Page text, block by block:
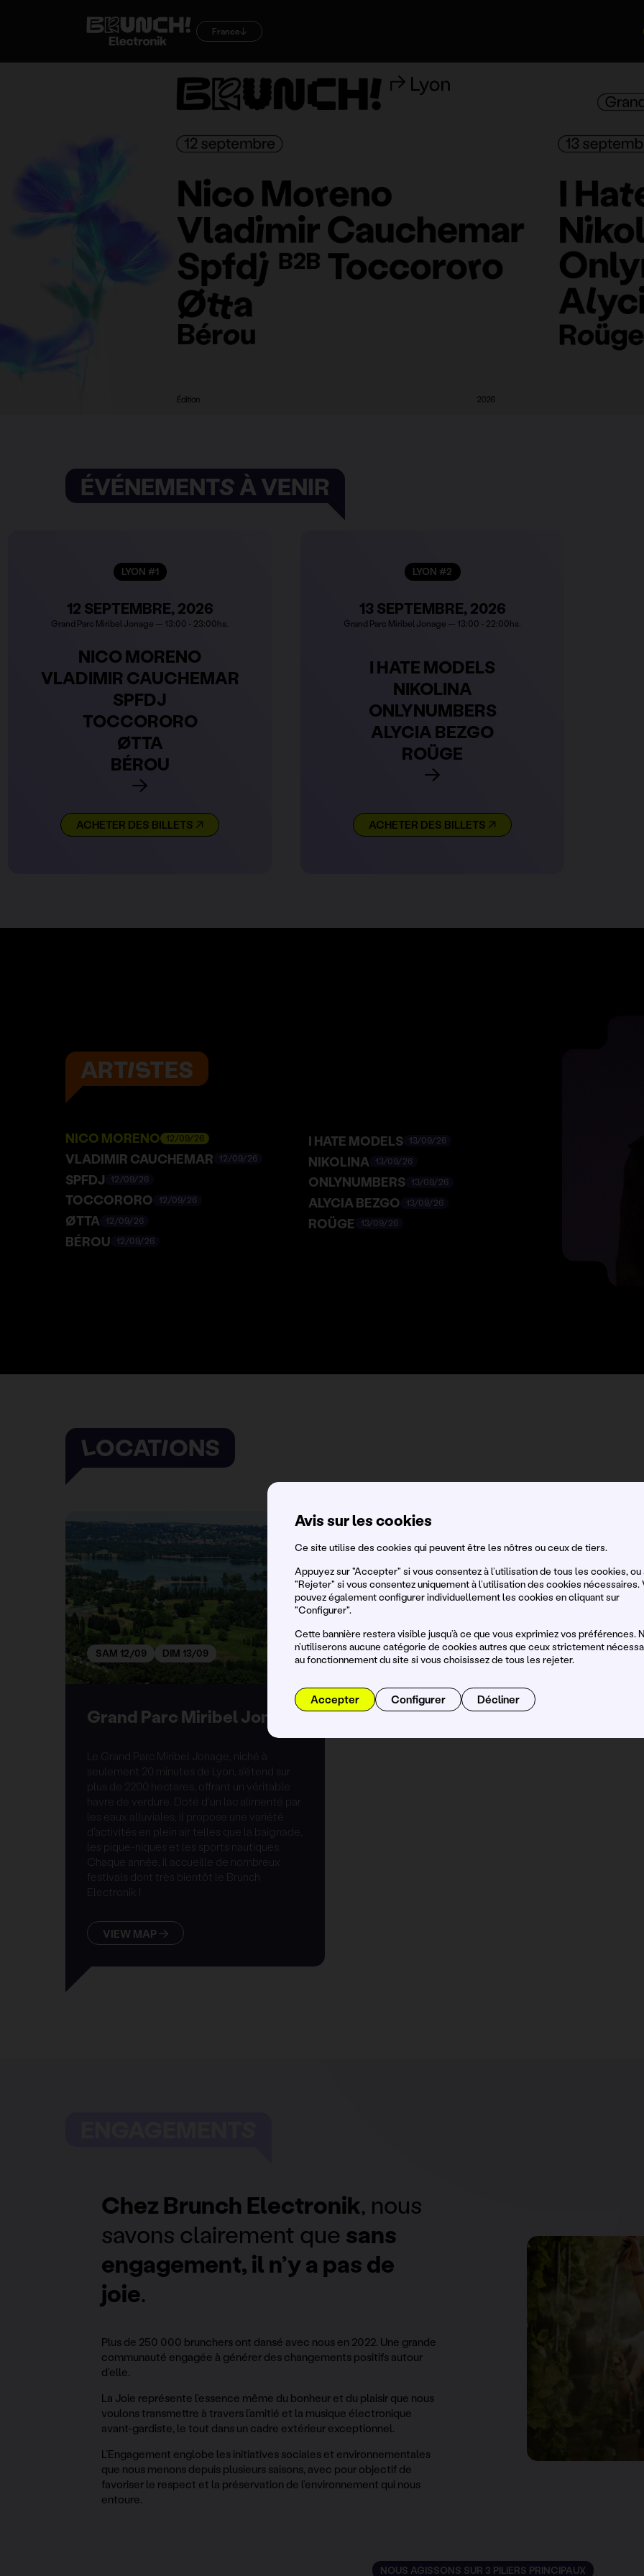
France
ÉVÉNEMENTS À VENIR
LYON #1
12 SEPTEMBRE, 2026
Grand Parc Miribel Jonage — 13:00 - 23:00hs.
NICO MORENO
VLADIMIR CAUCHEMAR
SPFDJ
TOCCORORO
ØTTA
BÉROU
ACHETER DES BILLETS
LYON #2
13 SEPTEMBRE, 2026
Grand Parc Miribel Jonage — 13:00 - 22:00hs.
I HATE MODELS
NIKOLINA
ONLYNUMBERS
ALYCIA BEZGO
ROÜGE
ACHETER DES BILLETS
ARTISTES
NICO MORENO 12/09/26
VLADIMIR CAUCHEMAR 12/09/26
SPFDJ 12/09/26
TOCCORORO 12/09/26
ØTTA 12/09/26
BÉROU 12/09/26
I HATE MODELS 13/09/26
NIKOLINA 13/09/26
ONLYNUMBERS 13/09/26
ALYCIA BEZGO 13/09/26
ROÜGE 13/09/26
LOCATIONS
SAM 12/09 DIM 13/09
Grand Parc Miribel Jonage
Le Grand Parc Miribel Jonage, niché à
seulement 20 minutes de Lyon, s'étend sur
plus de 2200 hectares, offrant un véritable
havre de verdure. Doté d'un lac alimenté par
les eaux alluviales, il propose une variété
d'activités en plein air telles que la baignade,
les pique-niques et les sports nautiques.
Chaque année, il accueille de nombreux
festivals dont très bientôt le Brunch
Electronik !
VIEW MAP
Chez Brunch Electronik, nous
savons clairement que sans
engagement, il n’y a pas de
joie.
Plus de 250 000 brunchers ont dansé avec nous en 2022. Une grande
communauté engagée à générer des changements positifs autour
d’elle.
La Joie représente l’essence même du bonheur et du plaisir que nous
voulons transmettre à travers l’amitié et la musique électronique
avant-gardiste, le tout dans un cadre extérieur exceptionnel.
L’Engagement englobe les initiatives sociales et environnementales
que nous menons depuis plusieurs saisons, avec pour objectif de
favoriser le respect et la préservation de l’environnement qui nous
entoure.
NOUS AGISSONS SUR 3 PILIERS PRINCIPAUX
Avis sur les cookies
Ce site utilise des cookies qui peuvent être les nôtres ou ceux de tiers.
Appuyez sur "Accepter" si vous consentez à l’utilisation de tous les cookies, ou
"Rejeter" si vous consentez uniquement à l’utilisation des cookies nécessaires.
pouvez également configurer individuellement les cookies en cliquant sur
"Configurer".
Cette bannière restera visible jusqu’à ce que vous exprimiez vos préférences.
n’utiliserons aucune catégorie de cookies autres que ceux strictement
au fonctionnement du site si vous choisissez de tous les rejeter.
Accepter Configurer Décliner